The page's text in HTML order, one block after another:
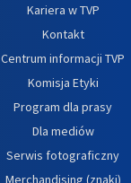
Kariera w TVP
Kontakt
Centrum informacji TVP
Komisja Etyki
Program dla prasy
Dla mediów
Serwis fotograficzny
Merchandising (znaki)